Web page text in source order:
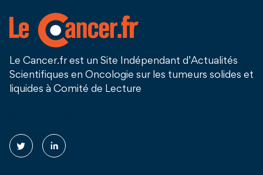
Le Cancer.fr est un Site Indépendant d’Actualités
Scientifiques en Oncologie sur les tumeurs solides et
liquides à Comité de Lecture